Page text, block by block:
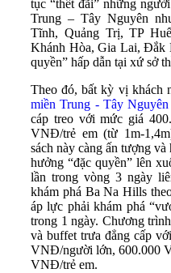
tục “thết đãi” những
Trung – Tây Nguyên
Tĩnh, Quảng Trị, TP
Khánh Hòa, Gia Lai, Đắk
quyền” hấp dẫn tại xứ sở
Theo đó, bất kỳ vị khách
miền Trung - Tây Nguyên
cáp treo với mức giá
VNĐ/trẻ em (từ 1m-
sách này càng ấn tượng
hưởng “đặc quyền” lên
lần trong vòng 3 ngày
khám phá Ba Na Hills
áp lực phải khám phá
trong 1 ngày. Chương
và buffet trưa đẳng cấp
VNĐ/người lớn, 600.000
VNĐ/trẻ em.